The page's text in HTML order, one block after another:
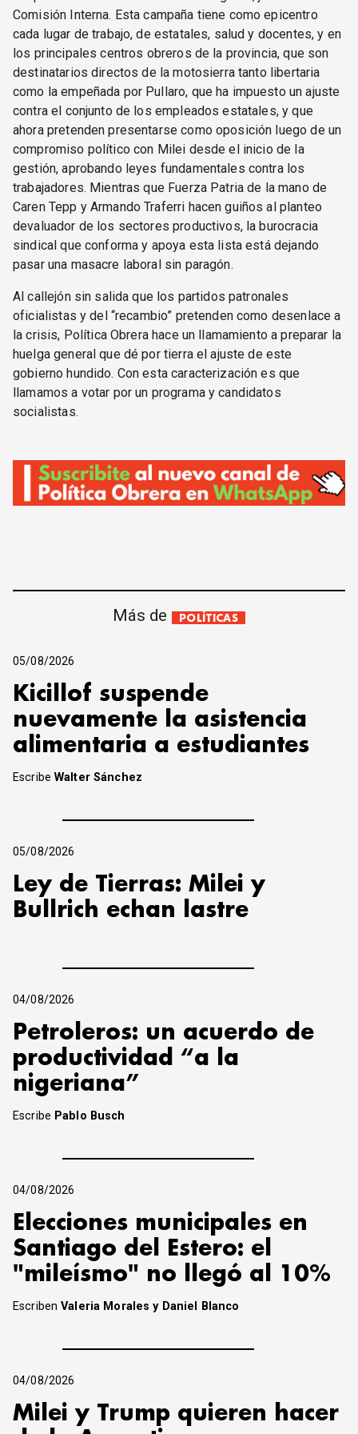
Comisión Interna. Esta campaña tiene como epicentro
cada lugar de trabajo, de estatales, salud y docentes, y en
los principales centros obreros de la provincia, que son
destinatarios directos de la motosierra tanto libertaria
como la empeñada por Pullaro, que ha impuesto un ajuste
contra el conjunto de los empleados estatales, y que
ahora pretenden presentarse como oposición luego de un
compromiso político con Milei desde el inicio de la
gestión, aprobando leyes fundamentales contra los
trabajadores. Mientras que Fuerza Patria de la mano de
Caren Tepp y Armando Traferri hacen guiños al planteo
devaluador de los sectores productivos, la burocracia
sindical que conforma y apoya esta lista está dejando
pasar una masacre laboral sin paragón.
Al callejón sin salida que los partidos patronales
oficialistas y del “recambio” pretenden como desenlace a
la crisis, Política Obrera hace un llamamiento a preparar la
huelga general que dé por tierra el ajuste de este
gobierno hundido. Con esta caracterización es que
llamamos a votar por un programa y candidatos
socialistas.
Más de POLÍTICAS
05/08/2026
Kicillof suspende
nuevamente la asistencia
alimentaria a estudiantes
EscribeWalter Sánchez
05/08/2026
Ley de Tierras: Milei y
Bullrich echan lastre
04/08/2026
Petroleros: un acuerdo de
productividad “a la
nigeriana”
Escribe Pablo Busch
04/08/2026
Elecciones municipales en
Santiago del Estero: el
"mileísmo" no llegó al 10%
EscribenValeria Morales y Daniel Blanco
04/08/2026
Milei y Trump quieren hacer